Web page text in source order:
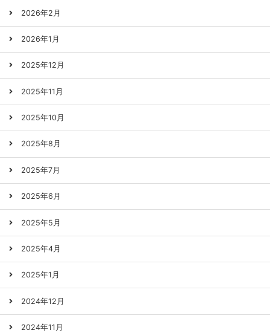
2026年2月
2026年1月
2025年12月
2025年11月
2025年10月
2025年8月
2025年7月
2025年6月
2025年5月
2025年4月
2025年1月
2024年12月
2024年11月